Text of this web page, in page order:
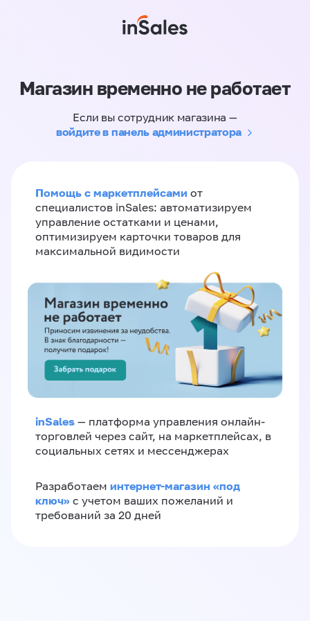
Магазин временно не работает
Если вы сотрудник магазина —
войдите в панель администратора
Помощь с маркетплейсами от
специалистов inSales: автоматизируем
управление остатками и ценами,
оптимизируем карточки товаров для
максимальной видимости
inSales — платформа управления онлайн-
торговлей через сайт, на маркетплейсах, в
социальных сетях и мессенджерах
Разработаем интернет-магазин «‎под
ключ»‎ с учетом ваших пожеланий и
требований за 20 дней